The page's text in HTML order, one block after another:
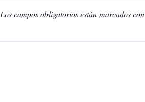
Los campos obligatorios están marcados con